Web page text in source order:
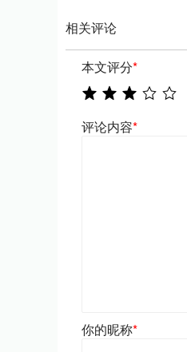
相关评论
本文评分*
评论内容*
你的昵称*